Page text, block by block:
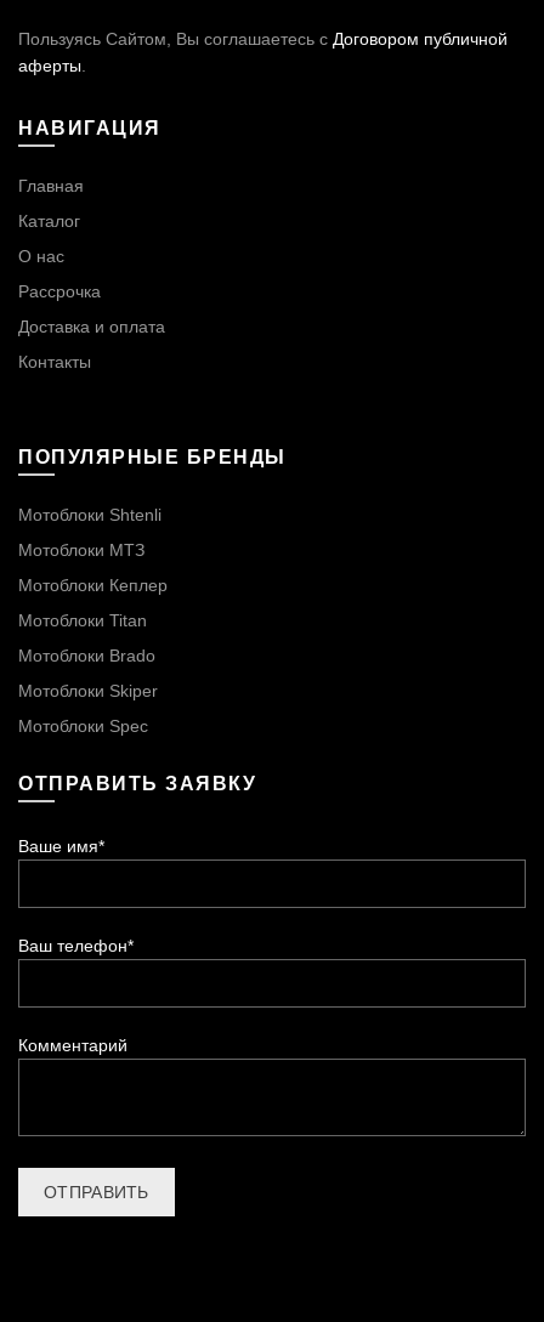
Пользуясь Сайтом, Вы соглашаетесь с Договором публичной
аферты.
НАВИГАЦИЯ
Главная
Каталог
О нас
Рассрочка
Доставка и оплата
Контакты
ПОПУЛЯРНЫЕ БРЕНДЫ
Мотоблоки Shtenli
Мотоблоки МТЗ
Мотоблоки Кеплер
Мотоблоки Titan
Мотоблоки Brado
Мотоблоки Skiper
Мотоблоки Spec
ОТПРАВИТЬ ЗАЯВКУ
Ваше имя*
Ваш телефон*
Комментарий